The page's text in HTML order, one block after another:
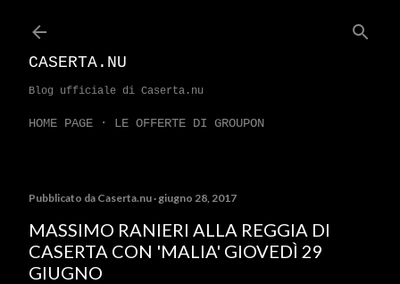
CASERTA.NU
Blog ufficiale di Caserta.nu
HOME PAGE LE OFFERTE DI GROUPON
Pubblicato da Caserta.nu giugno 28, 2017
MASSIMO RANIERI ALLA REGGIA DI
CASERTA CON 'MALIA' GIOVEDÌ 29
GIUGNO